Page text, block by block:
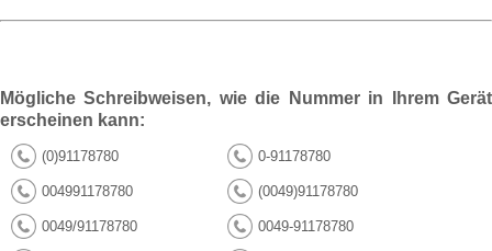
Mögliche Schreibweisen, wie die Nummer in Ihrem Gerät
erscheinen kann:
(0)91178780 0-91178780
004991178780 (0049)91178780
0049/91178780 0049-91178780